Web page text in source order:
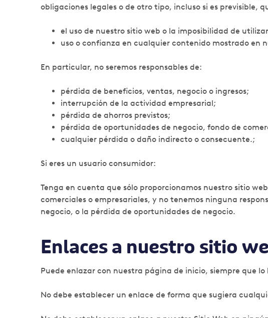
obligaciones legales o de otro tipo, incluso si es previsible,
el uso de nuestro sitio web o la imposibilidad de
uso o confianza en cualquier contenido mostrado en
En particular, no seremos responsables de:
pérdida de beneficios, ventas, negocio o ingresos;
interrupción de la actividad empresarial;
pérdida de ahorros previstos;
pérdida de oportunidades de negocio, fondo de
cualquier pérdida o daño indirecto o consecuente.;
Si eres un usuario consumidor:
Tenga en cuenta que sólo proporcionamos nuestro sitio
comerciales o empresariales, y no tenemos ninguna
negocio, o la pérdida de oportunidades de negocio.
Enlaces a nuestro sitio
Puede enlazar con nuestra página de inicio, siempre que
No debe establecer un enlace de forma que sugiera